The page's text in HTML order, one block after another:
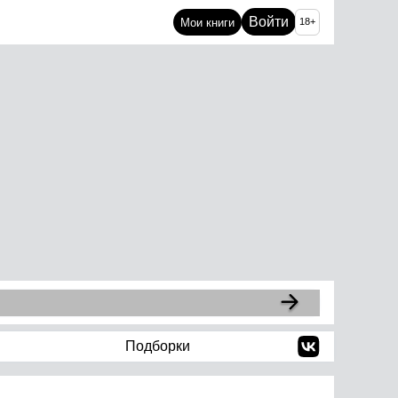
Мои книги Войти 18+
Подборки